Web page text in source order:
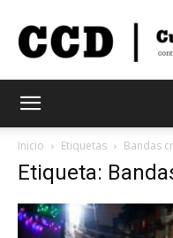
Inicio Etiquetas Bandas
Etiqueta: